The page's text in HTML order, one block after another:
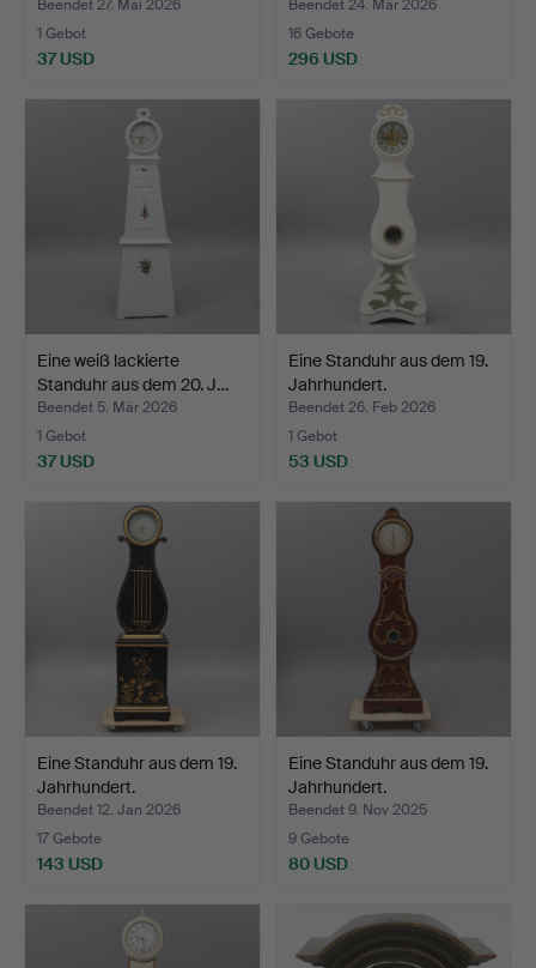
Beendet 27. Mai 2026
1 Gebot
37 USD
Beendet 24. Mär 2026
16 Gebote
296 USD
Eine weiß lackierte
Standuhr aus dem 20. J…
Beendet 5. Mär 2026
1 Gebot
37 USD
Eine Standuhr aus dem 19.
Jahrhundert.
Beendet 26. Feb 2026
1 Gebot
53 USD
Eine Standuhr aus dem 19.
Jahrhundert.
Beendet 12. Jan 2026
17 Gebote
143 USD
Eine Standuhr aus dem 19.
Jahrhundert.
Beendet 9. Nov 2025
9 Gebote
80 USD